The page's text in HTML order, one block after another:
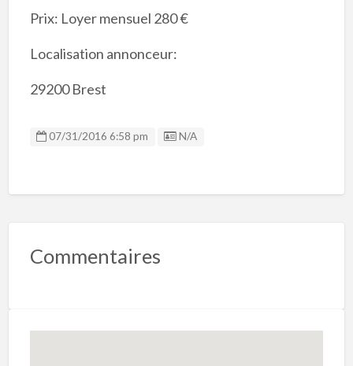
Prix: Loyer mensuel 280 €
Localisation annonceur:
29200 Brest
07/31/2016 6:58 pm Listing ID
N/A
Commentaires